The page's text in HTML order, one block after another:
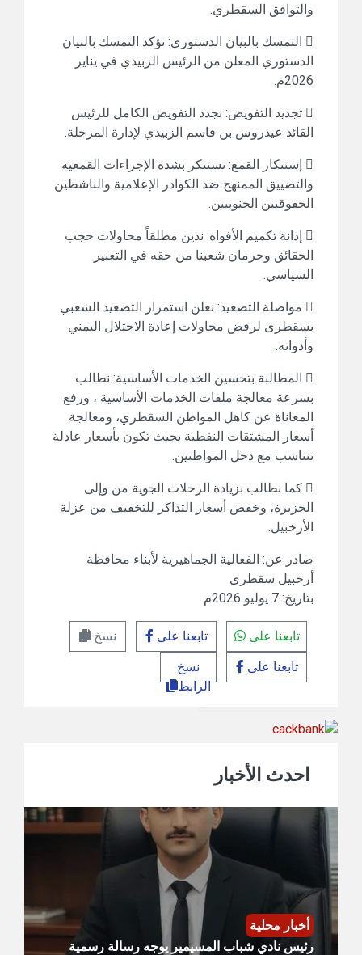
والتوافق السقطري.
 التمسك بالبيان الدستوري: نؤكد التمسك بالبيان
الدستوري المعلن من الرئيس الزبيدي في يناير
2026م.
 تجديد التفويض: نجدد التفويض الكامل للرئيس
القائد عيدروس بن قاسم الزبيدي لإدارة المرحلة.
 إستنكار القمع: نستنكر بشدة الإجراءات القمعية
والتضييق الممنهج ضد الكوادر الإعلامية والناشطين
الحقوقيين الجنوبيين.
 إدانة تكميم الأفواه: ندين مطلقاً محاولات حجب
الحقائق وحرمان شعبنا من حقه في التعبير
السياسي.
 مواصلة التصعيد: نعلن استمرار التصعيد الشعبي
بسقطرى لرفض محاولات إعادة الاحتلال اليمني
وأدواته.
 المطالبة بتحسين الخدمات الأساسية: نطالب
بسرعة معالجة ملفات الخدمات الأساسية ، ورفع
المعاناة عن كاهل المواطن السقطري، ومعالجة
أسعار المشتقات النفطية بحيث تكون بأسعار عادلة
تتناسب مع دخل المواطنين.
 كما نطالب بزيادة الرحلات الجوية من وإلى
الجزيرة، وخفض أسعار التذاكر للتخفيف من عزلة
الأرخبيل.
صادر عن: الفعالية الجماهيرية لأبناء محافظة
أرخبيل سقطرى
بتاريخ: 7 يوليو 2026م
تابعنا على تابعنا على
نسخ
تابعنا على
نسخ
الرابط
احدث الأخبار
أخبار محلية
رئيس نادي شباب المسيمير يوجه رسالة رسمية